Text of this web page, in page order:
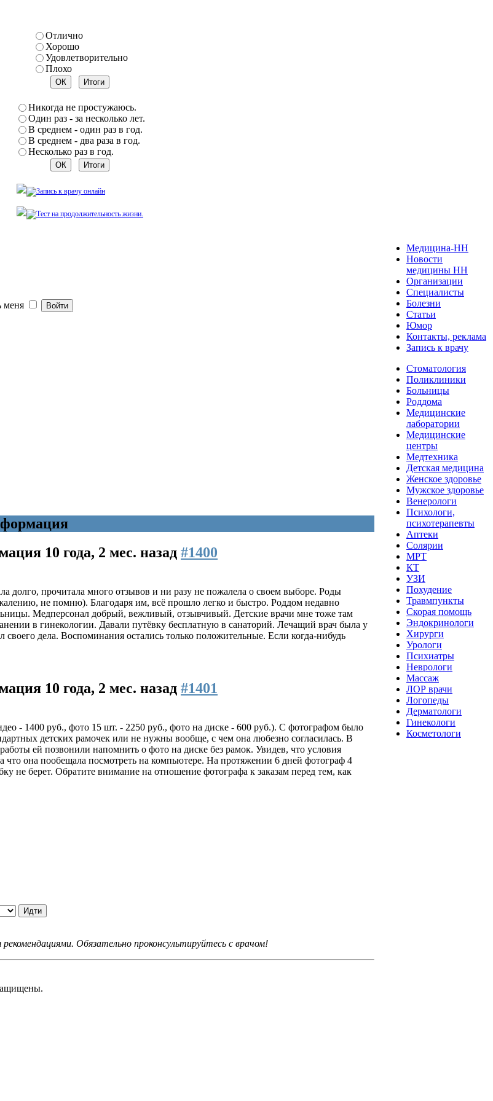
Отлично
Хорошо
Удовлетворительно
Плохо
Никогда не простужаюсь.
Один раз - за несколько лет.
В среднем - один раз в год.
В среднем - два раза в год.
Несколько раз в год.
меня
10 года, 2 мес. назад #1400
прочитала много отзывов и ни разу не пожалела о своем выборе. Роды
не помню). Благодаря им, всё прошло легко и быстро. Роддом недавно
Медперсонал добрый, вежливый, отзывчивый. Детские врачи мне тоже там
в гинекологии. Давали путёвку бесплатную в санаторий. Лечащий врач была у
дела. Воспоминания остались только положительные. Если когда-нибудь
10 года, 2 мес. назад #1401
- 1400 руб., фото 15 шт. - 2250 руб., фото на диске - 600 руб.). С фотографом было
детских рамочек или не нужны вообще, с чем она любезно согласилась. В
ей позвонили напомнить о фото на диске без рамок. Увидев, что условия
она пообещала посмотреть на компьютере. На протяжении 6 дней фотограф 4
не берет. Обратите внимание на отношение фотографа к заказам перед тем, как
Обязательно проконсультируйтесь с врачом!
Медицина-НН
Новости
медицины НН
Организации
Специалисты
Болезни
Статьи
Юмор
Контакты, реклама
Запись к врачу
Стоматология
Поликлиники
Больницы
Роддома
Медицинские
лаборатории
Медицинские
центры
Медтехника
Детская медицина
Женское здоровье
Мужское здоровье
Венерологи
Психологи,
психотерапевты
Аптеки
Солярии
МРТ
КТ
УЗИ
Похудение
Травмпункты
Скорая помощь
Эндокринологи
Хирурги
Урологи
Психиатры
Неврологи
Массаж
ЛОР врачи
Логопеды
Дерматологи
Гинекологи
Косметологи